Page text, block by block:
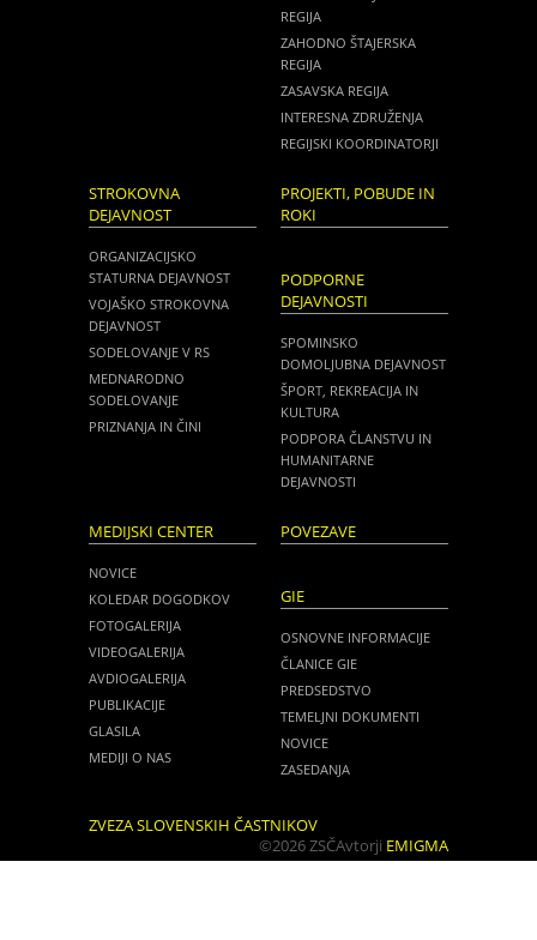
REGIJA
ZAHODNO ŠTAJERSKA
REGIJA
ZASAVSKA REGIJA
INTERESNA ZDRUŽENJA
REGIJSKI KOORDINATORJI
STROKOVNA
DEJAVNOST
ORGANIZACIJSKO
STATURNA DEJAVNOST
VOJAŠKO STROKOVNA
DEJAVNOST
SODELOVANJE V RS
MEDNARODNO
SODELOVANJE
PRIZNANJA IN ČINI
PROJEKTI, POBUDE IN
ROKI
PODPORNE
DEJAVNOSTI
SPOMINSKO
DOMOLJUBNA DEJAVNOST
ŠPORT, REKREACIJA IN
KULTURA
PODPORA ČLANSTVU IN
HUMANITARNE
DEJAVNOSTI
MEDIJSKI CENTER
NOVICE
KOLEDAR DOGODKOV
FOTOGALERIJA
VIDEOGALERIJA
AVDIOGALERIJA
PUBLIKACIJE
GLASILA
MEDIJI O NAS
POVEZAVE
GIE
OSNOVNE INFORMACIJE
ČLANICE GIE
PREDSEDSTVO
TEMELJNI DOKUMENTI
NOVICE
ZASEDANJA
ZVEZA SLOVENSKIH ČASTNIKOV
©2026 ZSČAvtorji EMIGMA